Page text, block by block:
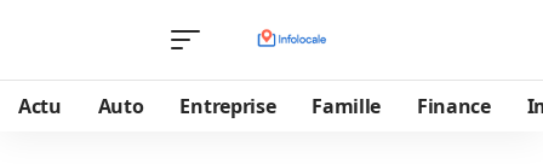
Actu Auto Entreprise Famille Finance